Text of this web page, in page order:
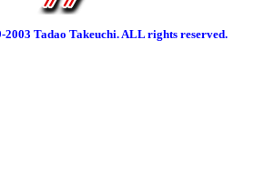
2003 Tadao Takeuchi. ALL rights reserved.